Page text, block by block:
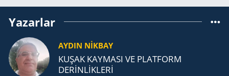
Yazarlar
AYDIN NİKBAY
KUŞAK KAYMASI VE PLATFORM
DERİNLİKLERİ